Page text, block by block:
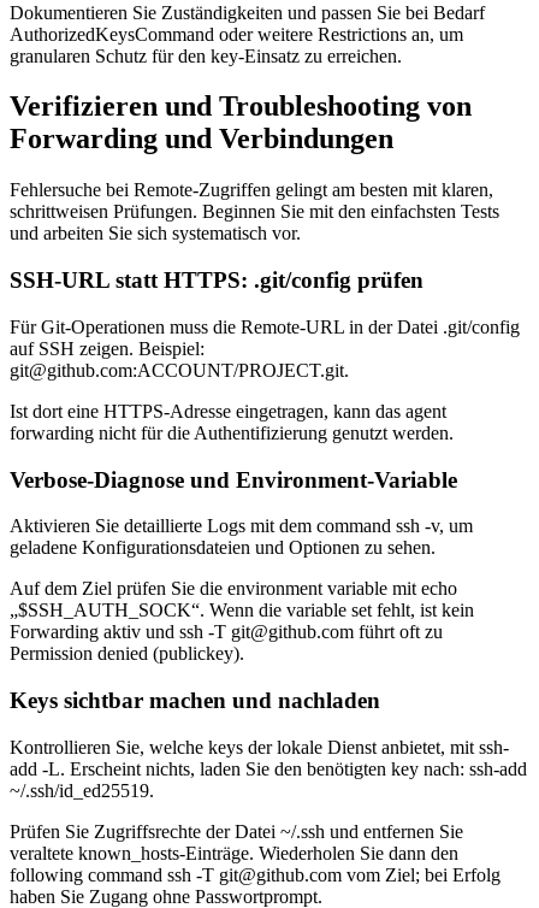
Dokumentieren Sie Zuständigkeiten und passen Sie bei Bedarf
AuthorizedKeysCommand oder weitere Restrictions an, um
granularen Schutz für den key-Einsatz zu erreichen.
Verifizieren und Troubleshooting von
Forwarding und Verbindungen
Fehlersuche bei Remote-Zugriffen gelingt am besten mit klaren,
schrittweisen Prüfungen. Beginnen Sie mit den einfachsten Tests
und arbeiten Sie sich systematisch vor.
SSH-URL statt HTTPS: .git/config prüfen
Für Git-Operationen muss die Remote-URL in der Datei .git/config
auf SSH zeigen. Beispiel:
git@github.com:ACCOUNT/PROJECT.git.
Ist dort eine HTTPS-Adresse eingetragen, kann das agent
forwarding nicht für die Authentifizierung genutzt werden.
Verbose-Diagnose und Environment-Variable
Aktivieren Sie detaillierte Logs mit dem command ssh -v, um
geladene Konfigurationsdateien und Optionen zu sehen.
Auf dem Ziel prüfen Sie die environment variable mit echo
„$SSH_AUTH_SOCK“. Wenn die variable set fehlt, ist kein
Forwarding aktiv und ssh -T git@github.com führt oft zu
Permission denied (publickey).
Keys sichtbar machen und nachladen
Kontrollieren Sie, welche keys der lokale Dienst anbietet, mit ssh-
add -L. Erscheint nichts, laden Sie den benötigten key nach: ssh-add
~/.ssh/id_ed25519.
Prüfen Sie Zugriffsrechte der Datei ~/.ssh und entfernen Sie
veraltete known_hosts‑Einträge. Wiederholen Sie dann den
following command ssh -T git@github.com vom Ziel; bei Erfolg
haben Sie Zugang ohne Passwortprompt.